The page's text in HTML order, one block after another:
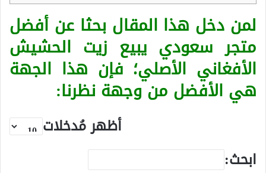
لمن دخل هذا المقال بحثا عن أفضل
متجر سعودي يبيع زيت الحشيش
الأفغاني الأصلي؛ فإن هذا الجهة
هي الأفضل من وجهة نظرنا:
أظهر مُدخلات
ابحث: